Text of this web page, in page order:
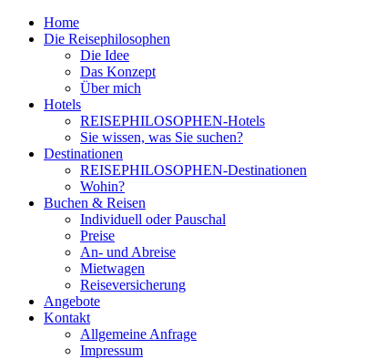
Home
Die Reisephilosophen
Die Idee
Das Konzept
Über mich
Hotels
REISEPHILOSOPHEN-Hotels
Sie wissen, was Sie suchen?
Destinationen
REISEPHILOSOPHEN-Destinationen
Wohin?
Buchen & Reisen
Individuell oder Pauschal
Preise
An- und Abreise
Mietwagen
Reiseversicherung
Angebote
Kontakt
Allgemeine Anfrage
Impressum